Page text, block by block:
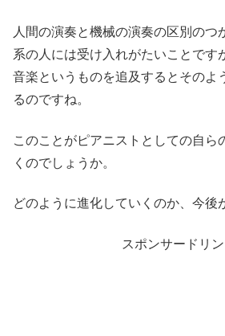
人間の演奏と機械の演奏の区別のつ
系の人には受け入れがたいことです
音楽というものを追及するとそのよ
るのですね。
このことがピアニストとしての自ら
くのでしょうか。
どのように進化していくのか、今後
スポンサードリン